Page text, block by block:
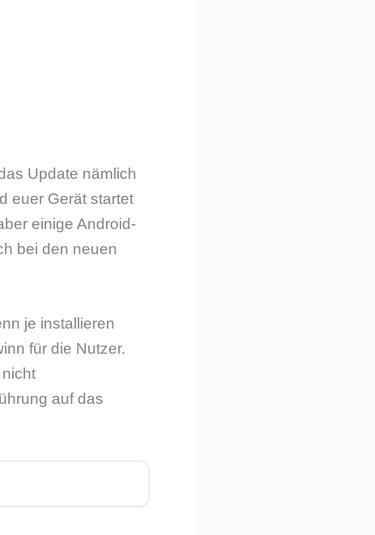
Update nämlich
euer Gerät startet
einige Android-
bei den neuen
je installieren
für die Nutzer.
auf das